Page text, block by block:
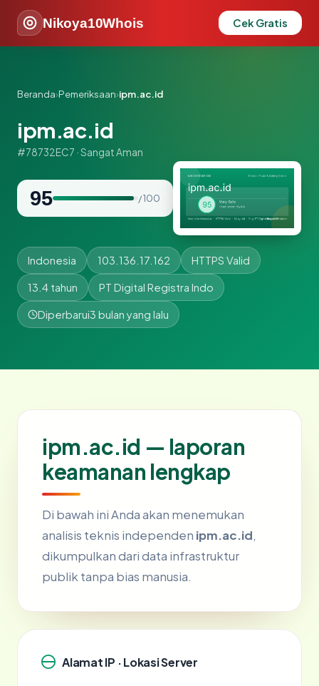
Nikoya10Whois Cek Gratis
Beranda›Pemeriksaan›ipm.ac.id
ipm.ac.id
#78732EC7 · Sangat Aman
95 / 100
Indonesia 103.136.17.162 HTTPS Valid
13.4 tahun PT Digital Registra Indo
Diperbarui3 bulan yang lalu
ipm.ac.id — laporan
keamanan lengkap
Di bawah ini Anda akan menemukan
analisis teknis independen ipm.ac.id,
dikumpulkan dari data infrastruktur
publik tanpa bias manusia.
Alamat IP · Lokasi Server